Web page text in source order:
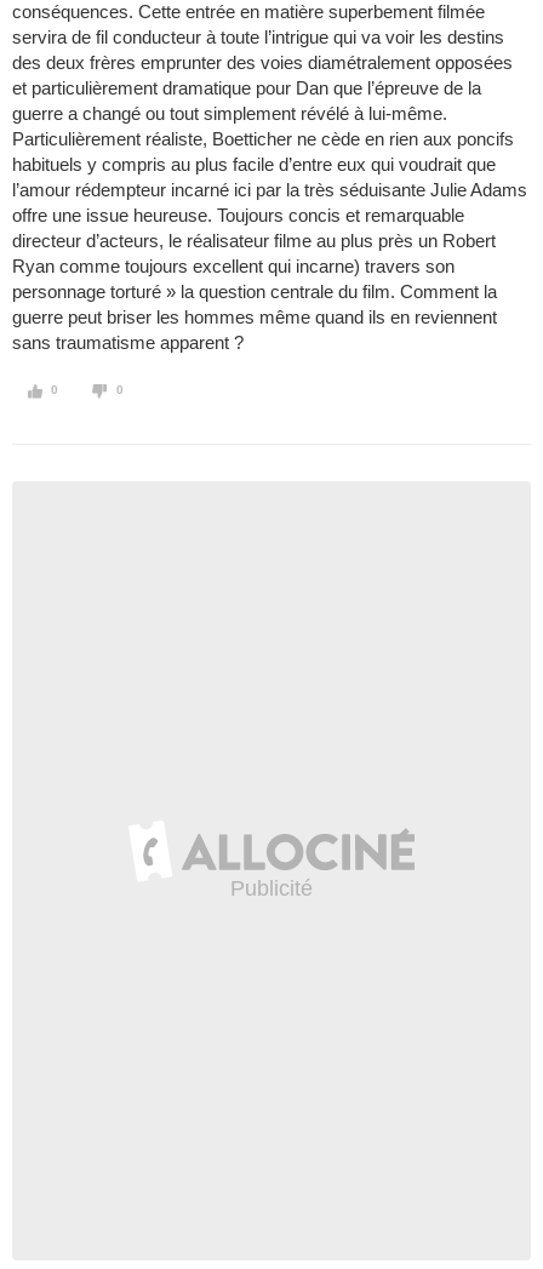
conséquences. Cette entrée en matière superbement filmée
servira de fil conducteur à toute l’intrigue qui va voir les destins
des deux frères emprunter des voies diamétralement opposées
et particulièrement dramatique pour Dan que l’épreuve de la
guerre a changé ou tout simplement révélé à lui-même.
Particulièrement réaliste, Boetticher ne cède en rien aux poncifs
habituels y compris au plus facile d’entre eux qui voudrait que
l’amour rédempteur incarné ici par la très séduisante Julie Adams
offre une issue heureuse. Toujours concis et remarquable
directeur d’acteurs, le réalisateur filme au plus près un Robert
Ryan comme toujours excellent qui incarne) travers son
personnage torturé » la question centrale du film. Comment la
guerre peut briser les hommes même quand ils en reviennent
sans traumatisme apparent ?
0 0